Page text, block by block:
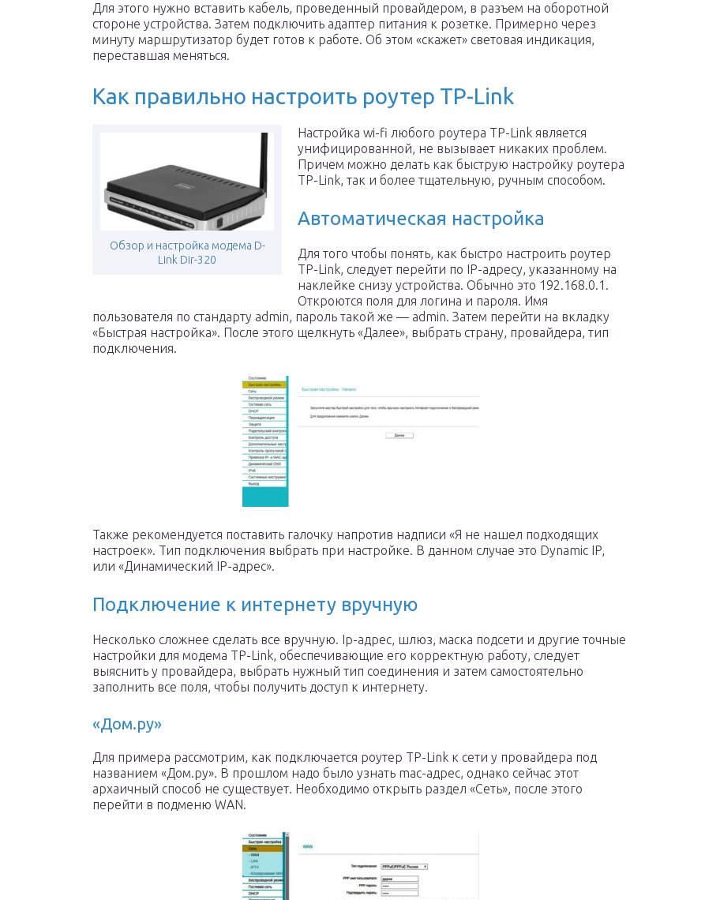
Для этого нужно вставить кабель, проведенный провайдером, в разъем на оборотной
стороне устройства. Затем подключить адаптер питания к розетке. Примерно через
минуту маршрутизатор будет готов к работе. Об этом «скажет» световая индикация,
переставшая меняться.
Как правильно настроить роутер TP-Link
Обзор и настройка модема D-
Link Dir-320
Настройка wi-fi любого роутера TP-Link является
унифицированной, не вызывает никаких проблем.
Причем можно делать как быструю настройку роутера
TP-Link, так и более тщательную, ручным способом.
Автоматическая настройка
Для того чтобы понять, как быстро настроить роутер
TP-Link, следует перейти по IP-адресу, указанному на
наклейке снизу устройства. Обычно это 192.168.0.1.
Откроются поля для логина и пароля. Имя
пользователя по стандарту admin, пароль такой же — admin. Затем перейти на вкладку
«Быстрая настройка». После этого щелкнуть «Далее», выбрать страну, провайдера, тип
подключения.
Также рекомендуется поставить галочку напротив надписи «Я не нашел подходящих
настроек». Тип подключения выбрать при настройке. В данном случае это Dynamic IP,
или «Динамический IP-адрес».
Подключение к интернету вручную
Несколько сложнее сделать все вручную. Ip-адрес, шлюз, маска подсети и другие точные
настройки для модема TP-Link, обеспечивающие его корректную работу, следует
выяснить у провайдера, выбрать нужный тип соединения и затем самостоятельно
заполнить все поля, чтобы получить доступ к интернету.
«Дом.ру»
Для примера рассмотрим, как подключается роутер TP-Link к сети у провайдера под
названием «Дом.ру». В прошлом надо было узнать mac-адрес, однако сейчас этот
архаичный способ не существует. Необходимо открыть раздел «Сеть», после этого
перейти в подменю WAN.